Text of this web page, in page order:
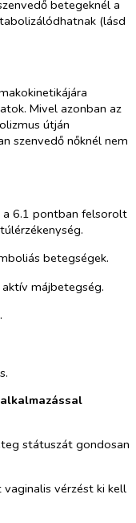
betegeknél a
(lásd
Mivel azonban az
útján
szenvedő nőknél nem
6.1 pontban felsorolt
betegségek.
májbetegség.
státuszát gondosan
vérzést ki kell